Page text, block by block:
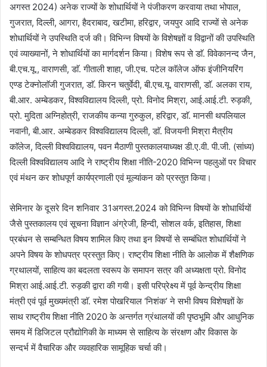
अगस्त 2024) अनेक राज्यों के शोधार्थियों ने पंजीकरण करवाया तथा भोपाल,
गुजरात, दिल्ली, आगरा, हैदराबाद, खटीमा, हरिद्वार, जयपुर आदि राज्यों से अनेक
शोधार्थियों ने उपस्थिति दर्ज की। विभिन्न विषयों के विशेषज्ञों व विद्वानों की उपस्थिति
एवं व्याख्यानों, ने शोधार्थियों का मार्गदर्शन किया। विशेष रूप से डाॅ. विवेकानन्द जैन,
बी.एच.यू., वाराणसी, डाॅ. गीताली शाहा, जी.एच. पटेल काॅलेज ऑफ इंजीनियरिंग
एण्ड टेक्नोलाॅजी गुजरात, डाॅ. किरन चतुर्वेदी, बी.एच.यू. वाराणसी, डाॅ. अलका राय,
बी.आर. अम्बेडकर, विश्वविद्यालय दिल्ली, प्रो. विनोद मिश्रा, आई.आई.टी. रुड़की,
प्रो. मुदिता अग्निहोत्री, राजकीय कन्या गुरुकुल, हरिद्वार, डाॅ. मानसी थपलियाल
नवानी, बी.आर. अम्बेडकर विश्वविद्यालय दिल्ली, डाॅ. विजयनी मिश्रा मैत्रीय
काॅलेज, दिल्ली विश्वविद्यालय, पवन मैठाणी पुस्तकालयाध्यक्ष डी.ए.वी. पी.जी. (सांध्य)
दिल्ली विश्वविद्यालय आदि ने राष्ट्रीय शिक्षा नीति-2020 विभिन्न पहलुओं पर विचार
एवं मंथन कर शोधपूर्ण कार्यप्रणाली एवं मूल्यांकन को प्रस्तुत किया।
सेमिनार के दूसरे दिन शनिवार 31अगस्त.2024 को विभिन्न विषयों के शोधार्थियों
जैसे पुस्तकालय एवं सूचना विज्ञान अंग्रेजी, हिन्दी, सोशल वर्क, इतिहास, शिक्षा
प्रबंधन से सम्बन्धित विषय शामिल किए तथा इन विषयों से सम्बंधित शोधार्थियों ने
अपने विषय के शोधपत्र प्रस्तुत किए। राष्ट्रीय शिक्षा नीति के आलोक में शैक्षणिक
ग्रथालयों, साहित्य का बदलता स्वरूप के समापन सत्र की अध्यक्षता प्रो. विनोद
मिश्रा आई.आई.टी. रुड़की द्वारा की गयी। इसी परिप्रेक्ष्य में पूर्व केन्द्रीय शिक्षा
मंत्री एवं पूर्व मुख्यमंत्री डाॅ. रमेश पोखरियाल ‘निशंक’ ने सभी विषय विशेषज्ञों के
साथ राष्ट्रीय शिक्षा नीति 2020 के अन्तर्गत ग्रंथालयों की पृष्ठभूमि और आधुनिक
समय में डिजिटल प्रौद्योगिकी के माध्यम से साहित्य के संरक्षण और विकास के
सन्दर्भ में वैचारिक और व्यवहारिक सामूहिक चर्चा की।